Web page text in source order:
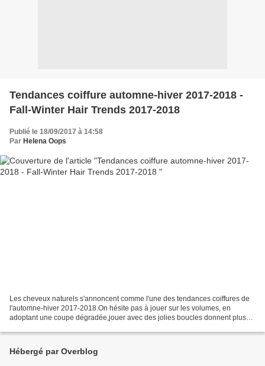
Tendances coiffure automne-hiver 2017-2018 -
Fall-Winter Hair Trends 2017-2018
Publié le 18/09/2017 à 14:58
Par Helena Oops
Les cheveux naturels s'annoncent comme l'une des tendances coiffures de
l'automne-hiver 2017-2018.On hésite pas à jouer sur les volumes, en
adoptant une coupe dégradée,jouer avec des jolies boucles donnent plus
Hébergé par Overblog